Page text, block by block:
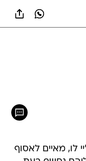
לו, מאיים לאסוף